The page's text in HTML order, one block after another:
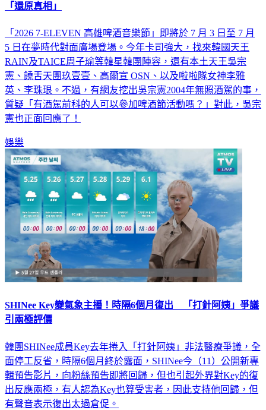
「還原真相」
「2026 7-ELEVEN 高雄啤酒音樂節」即將於 7 月 3 日至 7 月
5 日在夢時代對面廣場登場。今年卡司強大，找來韓國天王
RAIN及TAICE周子瑜等韓星韓團陣容，還有本土天王吳宗
憲、饒舌天團玖壹壹、高爾宣 OSN、以及啦啦隊女神李雅
英、李珠珢。不過，有網友挖出吳宗憲2004年無照酒駕的事，
質疑「有酒駕前科的人可以參加啤酒節活動嗎？」對此，吳宗
憲也正面回應了！
娛樂
SHINee Key變氣象主播！時隔6個月復出 「打針阿姨」爭議
引兩極評價
韓團SHINee成員Key去年捲入「打針阿姨」非法醫療爭議，全
面停工反省，時隔6個月終於露面，SHINee今（11）公開新專
輯預告影片，向粉絲預告即將回歸，但也引起外界對Key的復
出反應兩極，有人認為Key也算受害者，因此支持他回歸，但
有聲音表示復出太過倉促。